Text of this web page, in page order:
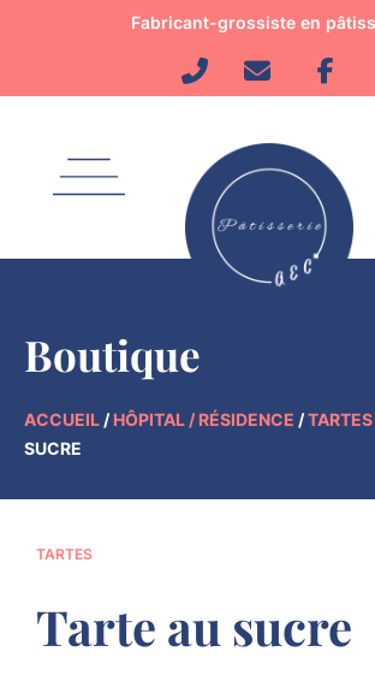
Fabricant-grossiste en
Boutique
ACCUEIL /HÔPITAL / RÉSIDENCE /TARTES
SUCRE
TARTES
Tarte au sucre